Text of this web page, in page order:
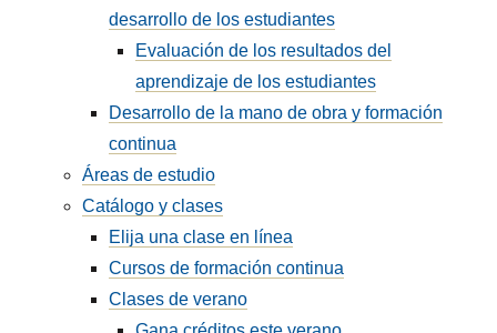
desarrollo de los estudiantes
Evaluación de los resultados del
aprendizaje de los estudiantes
Desarrollo de la mano de obra y formación
continua
Áreas de estudio
Catálogo y clases
Elija una clase en línea
Cursos de formación continua
Clases de verano